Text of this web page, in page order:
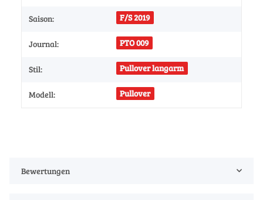
Saison: F/S 2019
Journal: PTO 009
Stil: Pullover langarm
Modell: Pullover
Bewertungen